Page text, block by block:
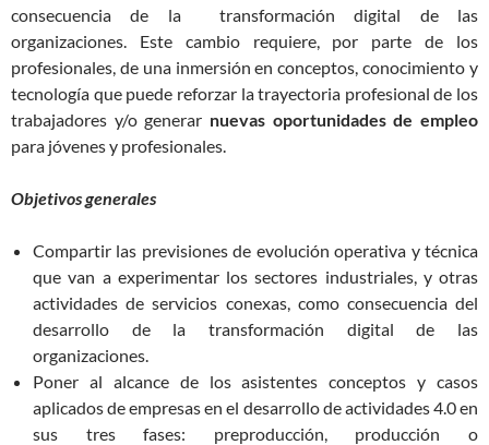
consecuencia de la transformación digital de las
organizaciones. Este cambio requiere, por parte de los
profesionales, de una inmersión en conceptos, conocimiento y
tecnología que puede reforzar la trayectoria profesional de los
trabajadores y/o generar nuevas oportunidades de empleo
para jóvenes y profesionales.
Objetivos generales
Compartir las previsiones de evolución operativa y técnica
que van a experimentar los sectores industriales, y otras
actividades de servicios conexas, como consecuencia del
desarrollo de la transformación digital de las
organizaciones.
Poner al alcance de los asistentes conceptos y casos
aplicados de empresas en el desarrollo de actividades 4.0 en
sus tres fases: preproducción, producción o